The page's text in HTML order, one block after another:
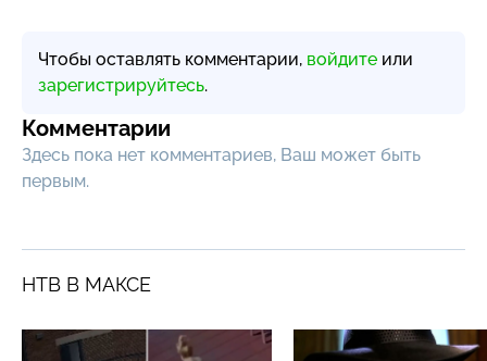
Чтобы оставлять комментарии, войдите или
зарегистрируйтесь.
Комментарии
Здесь пока нет комментариев, Ваш может быть
первым.
НТВ В МАКСЕ